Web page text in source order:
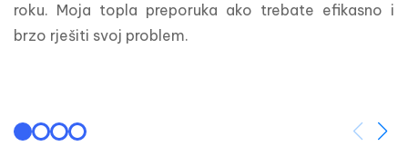
roku. Moja topla preporuka ako trebate efikasno i
brzo rješiti svoj problem.